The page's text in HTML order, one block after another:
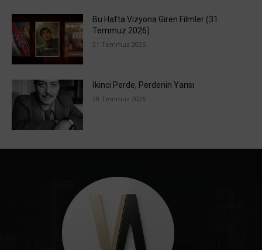
Bu Hafta Vizyona Giren Filmler (31
Temmuz 2026)
31 Temmuz 2026
İkinci Perde, Perdenin Yarısı
28 Temmuz 2026